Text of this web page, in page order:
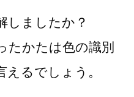
しましたか？
たかたは色の識別
るでしょう。